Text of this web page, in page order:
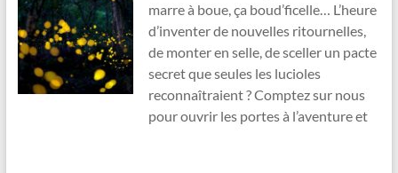
marre à boue, ça boud’ficelle… L’heure
d’inventer de nouvelles ritournelles,
de monter en selle, de sceller un pacte
secret que seules les lucioles
reconnaîtraient ? Comptez sur nous
pour ouvrir les portes à l’aventure et